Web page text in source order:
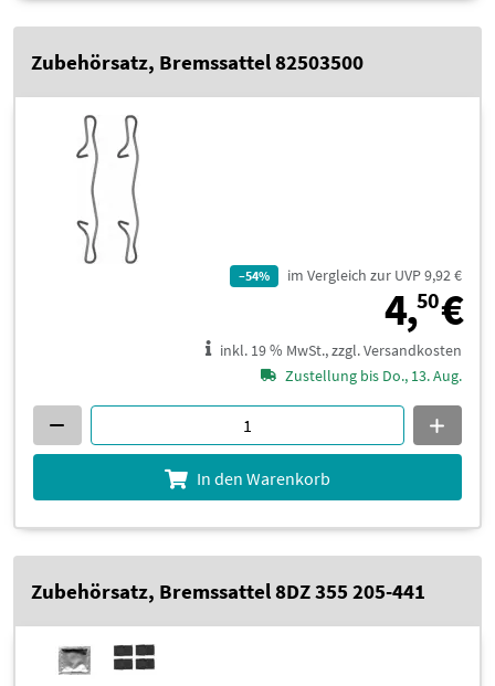
Zubehörsatz, Bremssattel 82503500
–54% im Vergleich zur UVP 9,92 €
4,50€
inkl. 19 % MwSt., zzgl. Versandkosten
Zustellung bis Do., 13. Aug.
In den Warenkorb
Zubehörsatz, Bremssattel 8DZ 355 205-441